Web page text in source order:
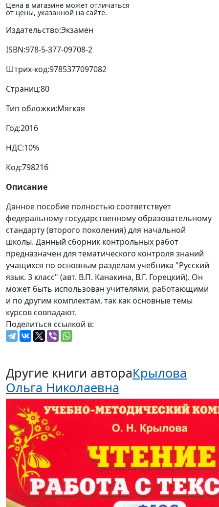
Цена в магазине может отличаться
от цены, указанной на сайте.
Издательство:Экзамен
ISBN:978-5-377-09708-2
Штрих-код:9785377097082
Страниц:80
Тип обложки:Мягкая
Год:2016
НДС:10%
Код:798216
Описание
Данное пособие полностью соответствует
федеральному государственному образовательному
стандарту (второго поколения) для начальной
школы. Данный сборник контрольных работ
предназначен для тематического контроля знаний
учащихся по основным разделам учебника "Русский
язык. 3 класс" (авт. В.П. Канакина, В.Г. Горецкий). Он
может быть использован учителями, работающими
и по другим комплектам, так как основные темы
курсов совпадают.
Поделиться ссылкой в:
Другие книги автораКрылова
Ольга Николаевна